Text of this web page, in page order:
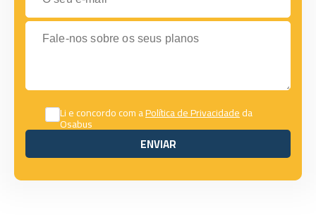
Fale-nos sobre os seus planos
Li e concordo com aPolítica de Privacidadeda
Osabus
ENVIAR
ENVIAR